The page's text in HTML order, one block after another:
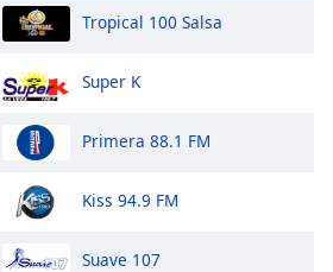
Tropical 100 Salsa
Super K
Primera 88.1 FM
Kiss 94.9 FM
Suave 107